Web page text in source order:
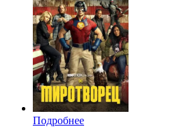
Подробнее